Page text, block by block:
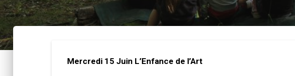
Mercredi 15 Juin L’Enfance de l’Art